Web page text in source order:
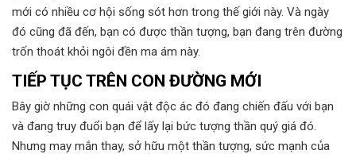
mới có nhiều cơ hội sống sót hơn trong thế giới này. Và ngày
đó cũng đã đến, bạn có được thần tượng, bạn đang trên đường
trốn thoát khỏi ngôi đền ma ám này.
TIẾP TỤC TRÊN CON ĐƯỜNG MỚI
Bây giờ những con quái vật độc ác đó đang chiến đấu với bạn
và đang truy đuổi bạn để lấy lại bức tượng thần quý giá đó.
Nhưng may mắn thay, sở hữu một thần tượng, sức mạnh của